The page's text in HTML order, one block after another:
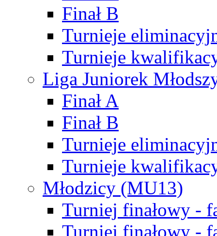
Finał B
Turnieje
Turnieje
Liga Juniorek
Finał A
Finał B
Turnieje
Turnieje
Młodzicy (MU13)
Turniej finałowy -
Turniej finałowy -